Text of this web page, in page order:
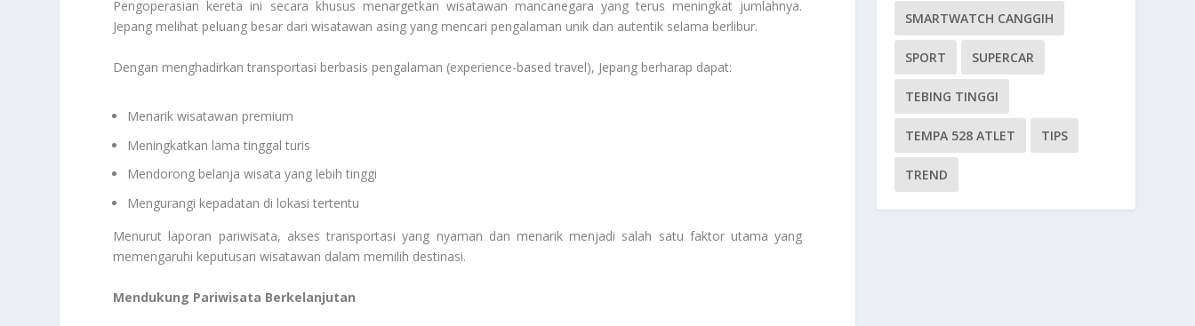
Pengoperasian kereta ini secara khusus menargetkan wisatawan mancanegara yang terus meningkat jumlahnya.
Jepang melihat peluang besar dari wisatawan asing yang mencari pengalaman unik dan autentik selama berlibur.
Dengan menghadirkan transportasi berbasis pengalaman (experience-based travel), Jepang berharap dapat:
Menarik wisatawan premium
Meningkatkan lama tinggal turis
Mendorong belanja wisata yang lebih tinggi
Mengurangi kepadatan di lokasi tertentu
Menurut laporan pariwisata, akses transportasi yang nyaman dan menarik menjadi salah satu faktor utama yang
memengaruhi keputusan wisatawan dalam memilih destinasi.
Mendukung Pariwisata Berkelanjutan
SMARTWATCH CANGGIH
SPORT SUPERCAR
TEBING TINGGI
TEMPA 528 ATLET TIPS
TREND